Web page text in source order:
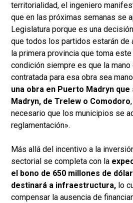
territorialidad, el ingeniero
que en las próximas semanas se
Legislatura porque es una
que todos los partidos estarán de
la primera provincia que toma
condición siempre es que la
contratada para esa obra sea
una obra en Puerto Madryn
Madryn, de Trelew o Comodoro
necesario que los municipios se
reglamentación».
Más allá del incentivo a la
sectorial se completa con la
el bono de 650 millones de
destinará a infraestructura, lo
compensar la ausencia de